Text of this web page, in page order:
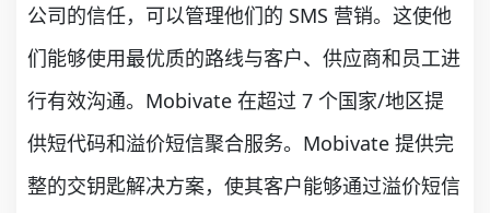
公司的信任，可以管理他们的 SMS 营销。这使他
们能够使用最优质的路线与客户、供应商和员工进
行有效沟通。Mobivate 在超过 7 个国家/地区提
供短代码和溢价短信聚合服务。Mobivate 提供完
整的交钥匙解决方案，使其客户能够通过溢价短信